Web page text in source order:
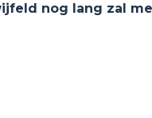
nog lang zal